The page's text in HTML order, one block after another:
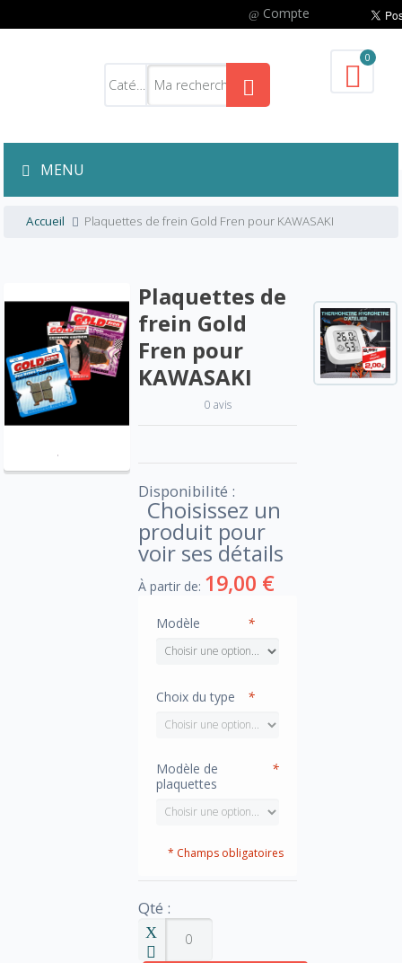
Compte
0
MENU
Accueil Plaquettes de frein Gold Fren pour KAWASAKI
Plaquettes de
frein Gold
Fren pour
KAWASAKI
0 avis
Disponibilité :
Choisissez un
produit pour
voir ses détails
À partir de: 19,00 €
*
Modèle
*
Choix du type
*
Modèle de
plaquettes
* Champs obligatoires
Qté :